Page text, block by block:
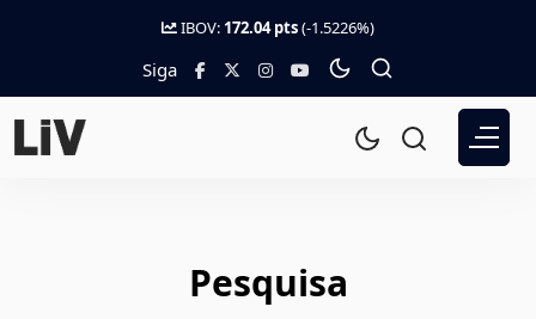
IBOV: 172.04 pts(-1.5226%)
Siga
Pesquisa